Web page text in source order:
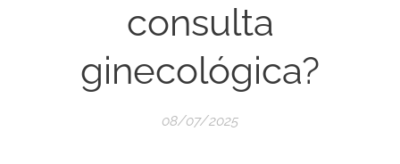
consulta
ginecológica?
08/07/2025